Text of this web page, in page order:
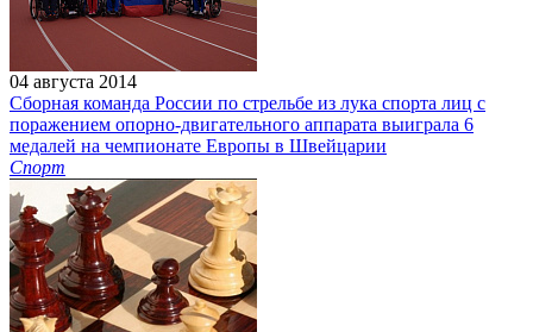
04 августа 2014
Сборная команда России по стрельбе из лука спорта лиц с
поражением опорно-двигательного аппарата выиграла 6
медалей на чемпионате Европы в Швейцарии
Спорт